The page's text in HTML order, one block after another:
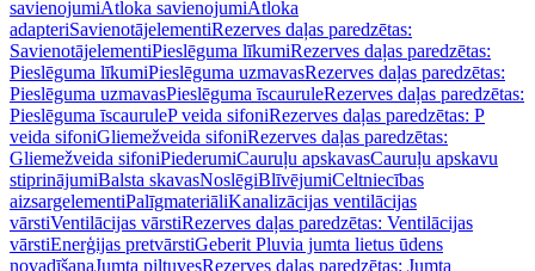
savienojumiAtloka savienojumiAtloka
adapteriSavienotājelementiRezerves daļas paredzētas:
SavienotājelementiPieslēguma līkumiRezerves daļas paredzētas:
Pieslēguma līkumiPieslēguma uzmavasRezerves daļas paredzētas:
Pieslēguma uzmavasPieslēguma īscauruleRezerves daļas paredzētas:
Pieslēguma īscauruleP veida sifoniRezerves daļas paredzētas: P
veida sifoniGliemežveida sifoniRezerves daļas paredzētas:
Gliemežveida sifoniPiederumiCauruļu apskavasCauruļu apskavu
stiprinājumiBalsta skavasNoslēgiBlīvējumiCeltniecības
aizsargelementiPalīgmateriāliKanalizācijas ventilācijas
vārstiVentilācijas vārstiRezerves daļas paredzētas: Ventilācijas
vārstiEnerģijas pretvārstiGeberit Pluvia jumta lietus ūdens
novadīšanaJumta piltuvesRezerves daļas paredzētas: Jumta